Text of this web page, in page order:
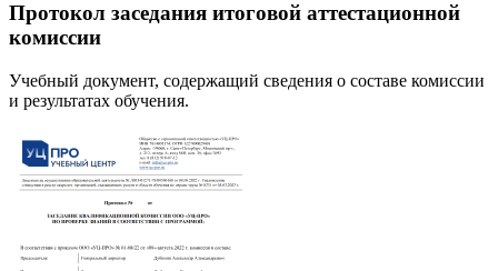
Протокол заседания итоговой аттестационной
комиссии
Учебный документ, содержащий сведения о составе комиссии
и результатах обучения.